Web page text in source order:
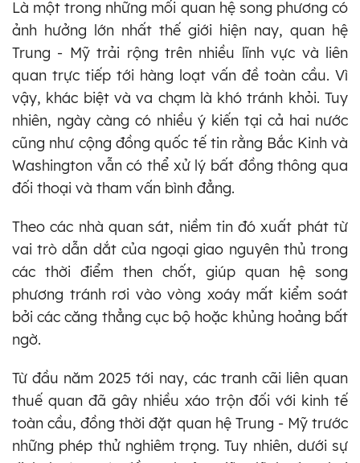
Là một trong những mối quan hệ song phương có
ảnh hưởng lớn nhất thế giới hiện nay, quan hệ
Trung - Mỹ trải rộng trên nhiều lĩnh vực và liên
quan trực tiếp tới hàng loạt vấn đề toàn cầu. Vì
vậy, khác biệt và va chạm là khó tránh khỏi. Tuy
nhiên, ngày càng có nhiều ý kiến tại cả hai nước
cũng như cộng đồng quốc tế tin rằng Bắc Kinh và
Washington vẫn có thể xử lý bất đồng thông qua
đối thoại và tham vấn bình đẳng.
Theo các nhà quan sát, niềm tin đó xuất phát từ
vai trò dẫn dắt của ngoại giao nguyên thủ trong
các thời điểm then chốt, giúp quan hệ song
phương tránh rơi vào vòng xoáy mất kiểm soát
bởi các căng thẳng cục bộ hoặc khủng hoảng bất
ngờ.
Từ đầu năm 2025 tới nay, các tranh cãi liên quan
thuế quan đã gây nhiều xáo trộn đối với kinh tế
toàn cầu, đồng thời đặt quan hệ Trung - Mỹ trước
những phép thử nghiêm trọng. Tuy nhiên, dưới sự